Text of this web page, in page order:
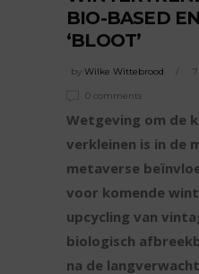
BIO-BASED
‘BLOOT’
by Wilke Wittebrood
0 comments
Wetgeving om de
verkleinen is in de
metaverse
voor komende
upcycling van
biologisch
na de